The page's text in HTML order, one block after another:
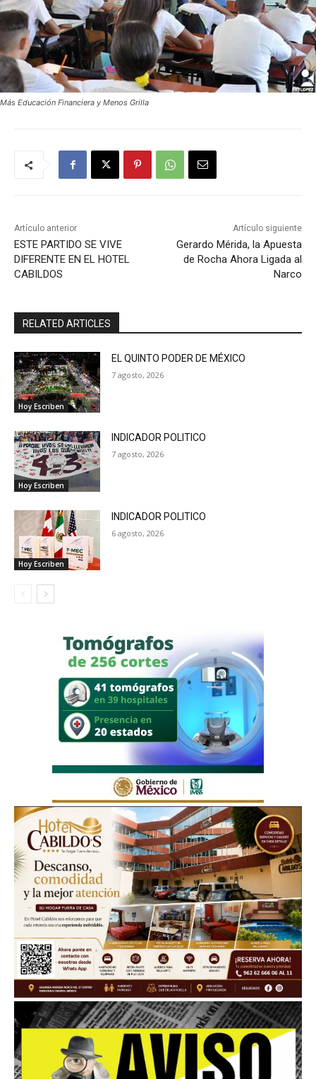
Más Educación Financiera y Menos Grilla
Artículo anterior
ESTE PARTIDO SE VIVE
DIFERENTE EN EL HOTEL
CABILDOS
Artículo siguiente
Gerardo Mérida, la Apuesta
de Rocha Ahora Ligada al
Narco
RELATED ARTICLES
Hoy Escriben
EL QUINTO PODER DE MÉXICO
7 agosto, 2026
Hoy Escriben
INDICADOR POLITICO
7 agosto, 2026
Hoy Escriben
INDICADOR POLITICO
6 agosto, 2026